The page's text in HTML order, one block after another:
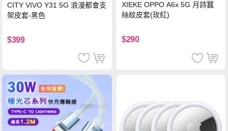
CITY VIVO Y31 5G 浪漫都會支
架皮套-黑色
$399
XIEKE OPPO A6x 5G 月詩蠶
絲紋皮套(玫紅)
$290